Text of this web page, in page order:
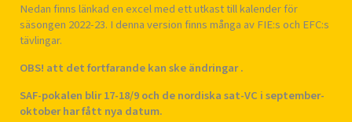
Nedan finns länkad en excel med ett utkast till kalender för
säsongen 2022-23. I denna version finns många av FIE:s och EFC:s
tävlingar.
OBS! att det fortfarande kan ske ändringar .
SAF-pokalen blir 17-18/9 och de nordiska sat-VC i september-
oktober har fått nya datum.